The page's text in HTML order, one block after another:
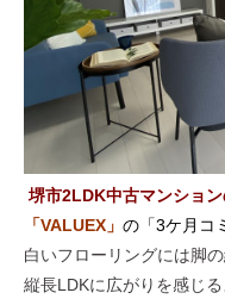
堺市2LDK中古マンショ
「VALUEX 」 の「3ケ月コ
白いフローリングには脚
縦長LDKに広がりを感じる